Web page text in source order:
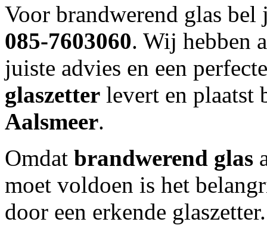
Voor brandwerend glas
085-7603060. Wij hebben
juiste advies en een
glaszetter levert en plaatst
Aalsmeer.
Omdat brandwerend glas
moet voldoen is het
door een erkende glaszetter.